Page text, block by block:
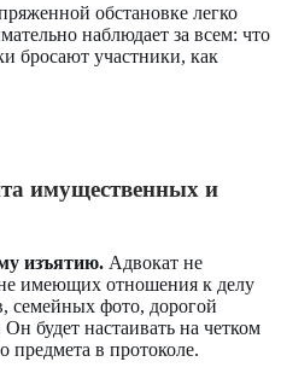
обстановке легко
наблюдает за всем: что
бросают участники, как
имущественных и
изъятию. Адвокат не
имеющих отношения к делу
семейных фото, дорогой
будет настаивать на четком
предмета в протоколе.